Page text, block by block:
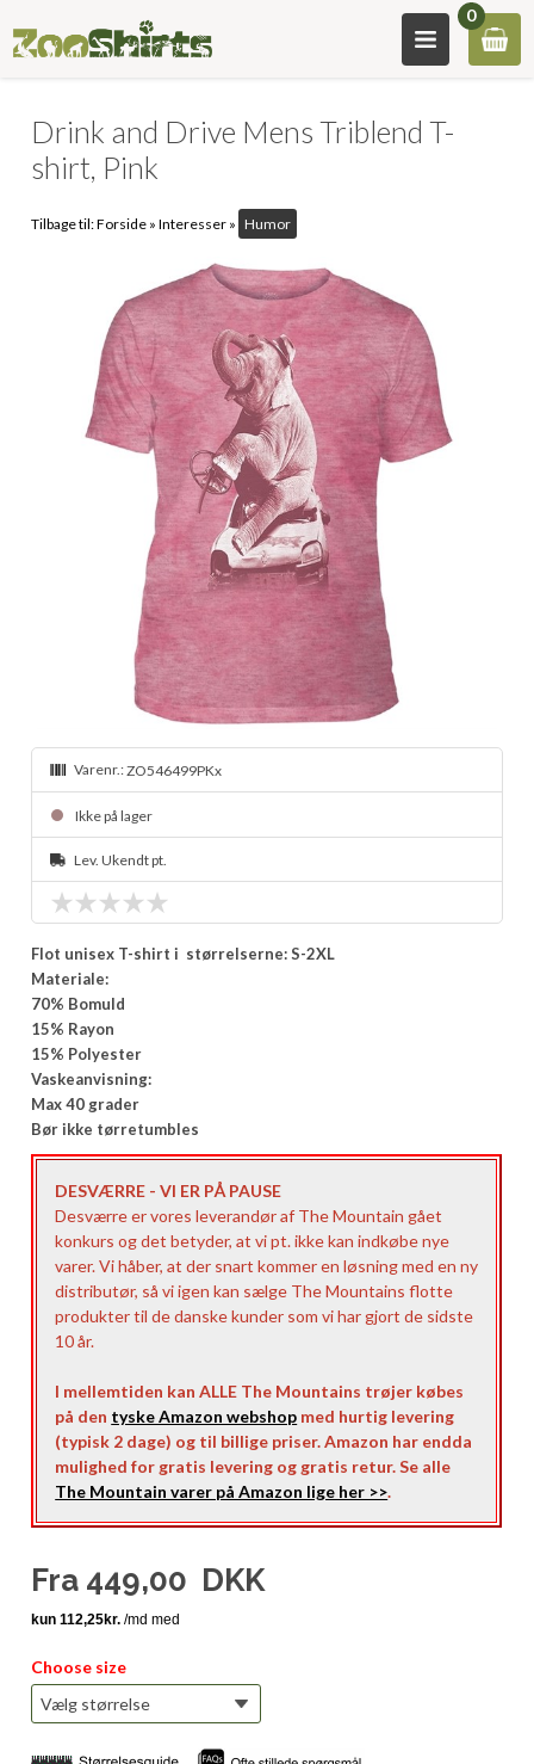
0
Drink and Drive Mens Triblend T-
shirt, Pink
Tilbage til:Forside »Interesser » Humor
Varenr.:ZO546499PKx
Ikke på lager
Lev. Ukendt pt.
Flot unisex T-shirt i størrelserne: S-2XL
Materiale:
70% Bomuld
15% Rayon
15% Polyester
Vaskeanvisning:
Max 40 grader
Bør ikke tørretumbles
DESVÆRRE - VI ER PÅ PAUSE
Desværre er vores leverandør af The Mountain gået
konkurs og det betyder, at vi pt. ikke kan indkøbe nye
varer. Vi håber, at der snart kommer en løsning med en ny
distributør, så vi igen kan sælge The Mountains flotte
produkter til de danske kunder som vi har gjort de sidste
10 år.
I mellemtiden kan ALLE The Mountains trøjer købes
på den tyske Amazon webshop med hurtig levering
(typisk 2 dage) og til billige priser. Amazon har endda
mulighed for gratis levering og gratis retur. Se alle
The Mountain varer på Amazon lige her >>.
Fra 449,00 DKK
Choose size